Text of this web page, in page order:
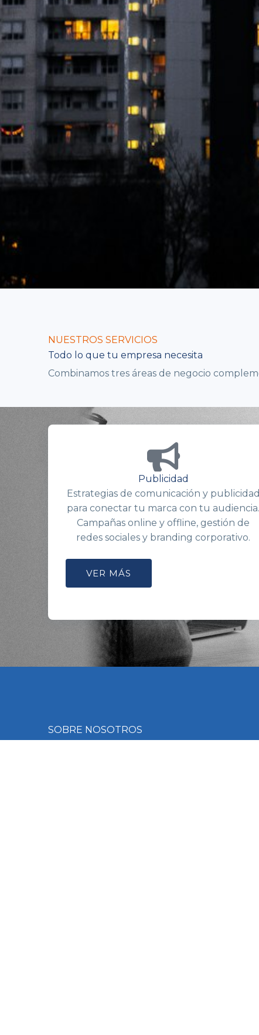
NUESTROS SERVICIOS
Todo lo que tu empresa necesita
Combinamos tres áreas de negocio
Publicidad
Estrategias de comunicación y publicidad
para conectar tu marca con tu audiencia.
Campañas online y offline, gestión de
redes sociales y branding corporativo.
VER MÁS
SOBRE NOSOTROS